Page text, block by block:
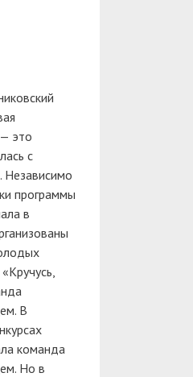
это
с
Независимо
программы
в
В
команда
Но в